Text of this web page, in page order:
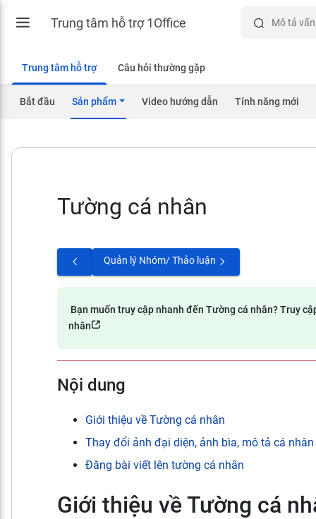
Trung tâm hỗ trợ 1Office
Trung tâm hỗ trợ Câu hỏi thường gặp
Bắt đầu Sản phẩm Video hướng dẫn Tính năng mới
Tường cá nhân
Quản lý Nhóm/ Thảo luận
Bạn muốn truy cập nhanh đến Tường cá nhân? Truy
nhân
Nội dung
Giới thiệu về Tường cá nhân
Thay đổi ảnh đại diện, ảnh bìa, mô tả cá nhân
Đăng bài viết lên tường cá nhân
Giới thiệu về Tường cá